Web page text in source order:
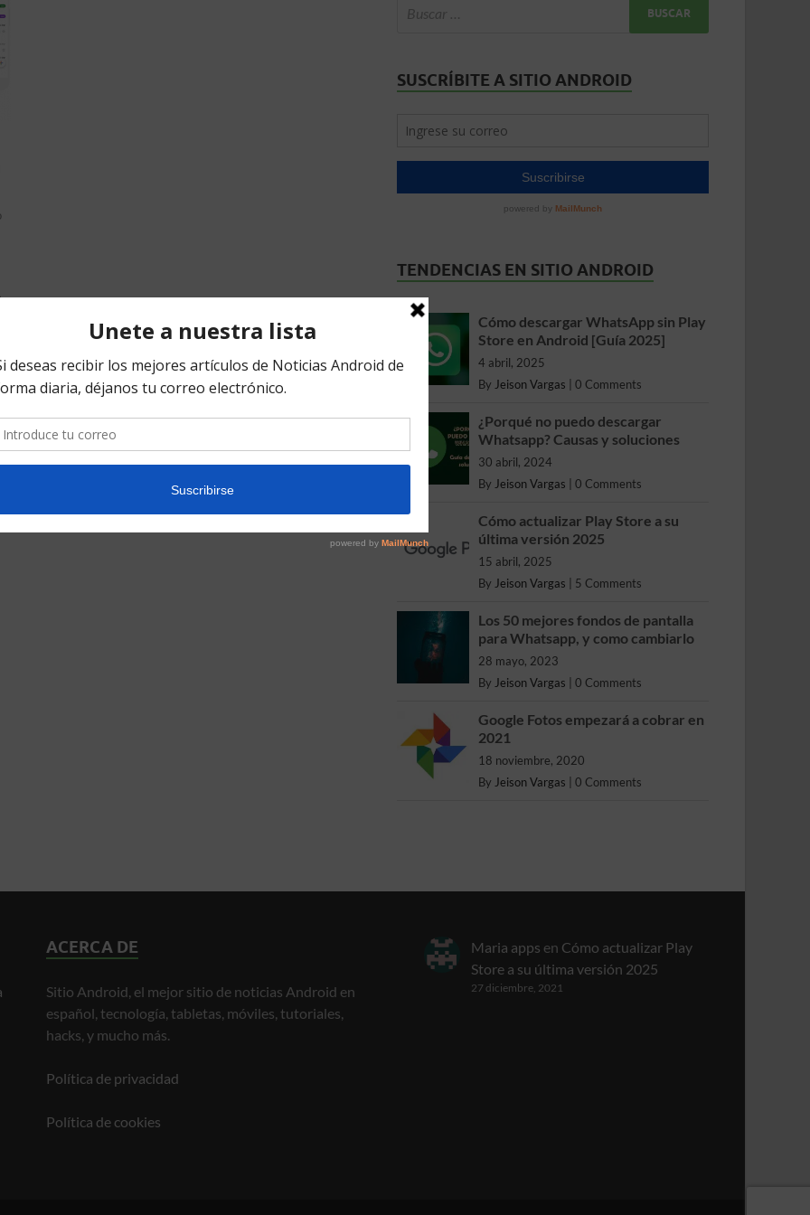
SUSCRÍBITE A SITIO ANDROID
TENDENCIAS EN SITIO ANDROID
Cómo descargar WhatsApp sin Play
Store en Android [Guía 2025]
4 abril, 2025
By Jeison Vargas |0 Comments
¿Porqué no puedo descargar
Whatsapp? Causas y soluciones
30 abril, 2024
By Jeison Vargas |0 Comments
Cómo actualizar Play Store a su
última versión 2025
15 abril, 2025
By Jeison Vargas 5 Comments
Los 50 mejores fondos de pantalla
para Whatsapp, y como cambiarlo
28 mayo, 2023
By Jeison Vargas |0 Comments
Google Fotos empezará a cobrar en
2021
18 noviembre, 2020
By Jeison Vargas |0 Comments
ACERCA DE
Sitio Android, el mejor sitio de noticias Android en
español, tecnología, tabletas, móviles, tutoriales,
hacks, y mucho más.
Política de privacidad
Política de cookies
Maria apps en Cómo actualizar Play
Store a su última versión 2025
27 diciembre, 2021